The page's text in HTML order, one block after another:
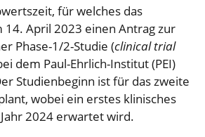
für welches das
April 2023 einen Antrag zur
Phase-1/2-Studie (clinical trial
dem Paul-Ehrlich-Institut (PEI)
Studienbeginn ist für das zweite
wobei ein erstes klinisches
2024 erwartet wird.